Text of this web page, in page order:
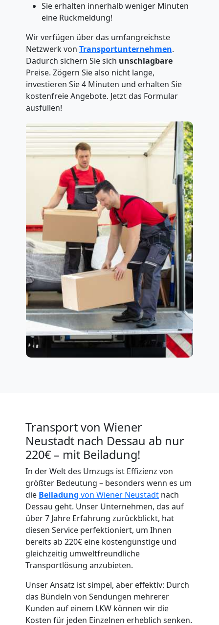
Sie erhalten innerhalb weniger Minuten
eine Rückmeldung!
Wir verfügen über das umfangreichste
Netzwerk von Transportunternehmen.
Dadurch sichern Sie sich unschlagbare
Preise. Zögern Sie also nicht lange,
investieren Sie 4 Minuten und erhalten Sie
kostenfreie Angebote. Jetzt das Formular
ausfüllen!
Transport von Wiener
Neustadt nach Dessau ab nur
220€ – mit Beiladung!
In der Welt des Umzugs ist Effizienz von
größter Bedeutung – besonders wenn es um
die Beiladung von Wiener Neustadt nach
Dessau geht. Unser Unternehmen, das auf
über 7 Jahre Erfahrung zurückblickt, hat
diesen Service perfektioniert, um Ihnen
bereits ab 220€ eine kostengünstige und
gleichzeitig umweltfreundliche
Transportlösung anzubieten.
Unser Ansatz ist simpel, aber effektiv: Durch
das Bündeln von Sendungen mehrerer
Kunden auf einem LKW können wir die
Kosten für jeden Einzelnen erheblich senken.
Umzugshelfer
Wiener
Neustadt
Möbeltaxi
Wiener
Neustadt